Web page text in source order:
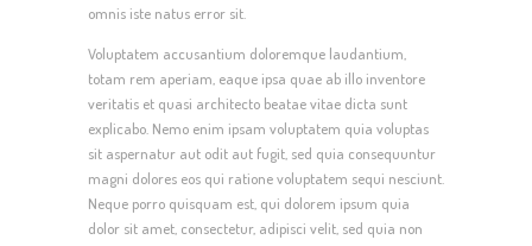
omnis iste natus error sit.
Voluptatem accusantium doloremque laudantium,
totam rem aperiam, eaque ipsa quae ab illo inventore
veritatis et quasi architecto beatae vitae dicta sunt
explicabo. Nemo enim ipsam voluptatem quia voluptas
sit aspernatur aut odit aut fugit, sed quia consequuntur
magni dolores eos qui ratione voluptatem sequi nesciunt.
Neque porro quisquam est, qui dolorem ipsum quia
dolor sit amet, consectetur, adipisci velit, sed quia non